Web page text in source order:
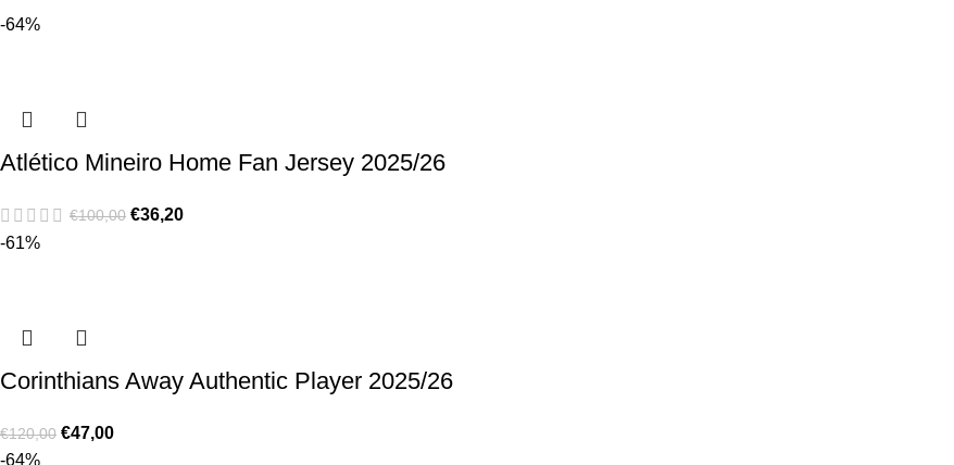
-64%
Atlético Mineiro Home Fan Jersey 2025/26
€100,00 €36,20
-61%
Corinthians Away Authentic Player 2025/26
€120,00 €47,00
-64%